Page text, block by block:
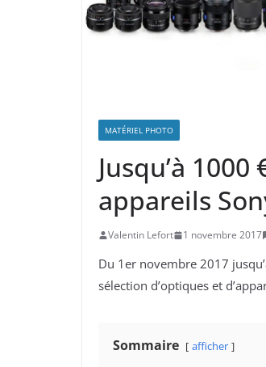
MATÉRIEL PHOTO
Jusqu’à
appareils
Valentin Lefort 1 novembre 2017
Du 1er novembre 2017
sélection d’optiques et
Sommaire afficher